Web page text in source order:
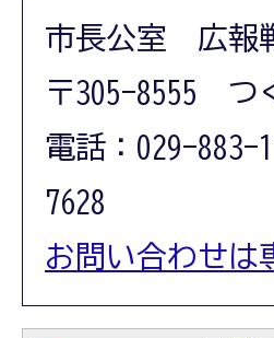
市長公室 広報
〒305-8555 つ
電話：029-
7628
お問い合わせは